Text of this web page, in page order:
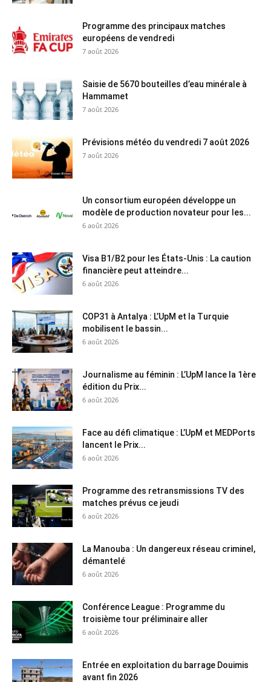
Programme des principaux matches
européens de vendredi
7 août 2026
Saisie de 5670 bouteilles d’eau minérale à
Hammamet
7 août 2026
Prévisions météo du vendredi 7 août 2026
7 août 2026
Un consortium européen développe un
modèle de production novateur pour les...
6 août 2026
Visa B1/B2 pour les États-Unis : La caution
financière peut atteindre...
6 août 2026
COP31 à Antalya : L’UpM et la Turquie
mobilisent le bassin...
6 août 2026
Journalisme au féminin : L’UpM lance la 1ère
édition du Prix...
6 août 2026
Face au défi climatique : L’UpM et MEDPorts
lancent le Prix...
6 août 2026
Programme des retransmissions TV des
matches prévus ce jeudi
6 août 2026
La Manouba : Un dangereux réseau criminel,
démantelé
6 août 2026
Conférence League : Programme du
troisième tour préliminaire aller
6 août 2026
Entrée en exploitation du barrage Douimis
avant fin 2026